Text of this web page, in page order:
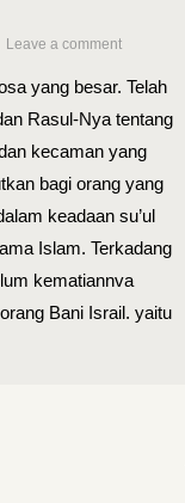
Leave a comment
yang besar. Telah
Rasul-Nya tentang
kecaman yang
bagi orang yang
keadaan su’ul
Islam. Terkadang
kematiannva
Bani Israil. yaitu